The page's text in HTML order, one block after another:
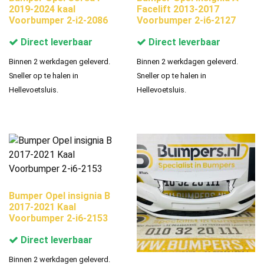
2019-2024 kaal
Voorbumper 2-i2-2086
Direct leverbaar
Binnen 2 werkdagen geleverd.
Sneller op te halen in
Hellevoetsluis.
Facelift 2013-2017
Voorbumper 2-i6-2127
Direct leverbaar
Binnen 2 werkdagen geleverd.
Sneller op te halen in
Hellevoetsluis.
Bumper Opel insignia B
2017-2021 Kaal
Voorbumper 2-i6-2153
Direct leverbaar
Binnen 2 werkdagen geleverd.